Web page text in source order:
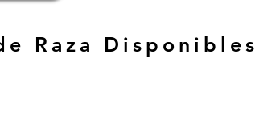
Raza Disponibles